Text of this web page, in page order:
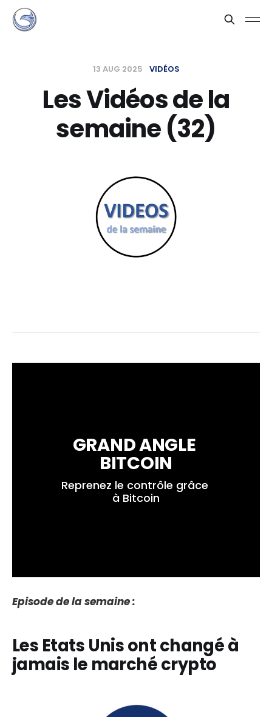
13 AUG 2025 VIDÉOS
Les Vidéos de la
semaine (32)
GRAND ANGLE
BITCOIN
Reprenez le contrôle grâce
à Bitcoin
Episode de la semaine :
Les Etats Unis ont changé à
jamais le marché crypto